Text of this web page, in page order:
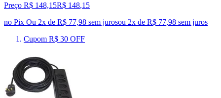
Preço R$ 148,15R$ 148,15
no Pix Ou 2x de R$ 77,98 sem jurosou 2x de R$ 77,98 sem juros
Cupom R$ 30 OFF